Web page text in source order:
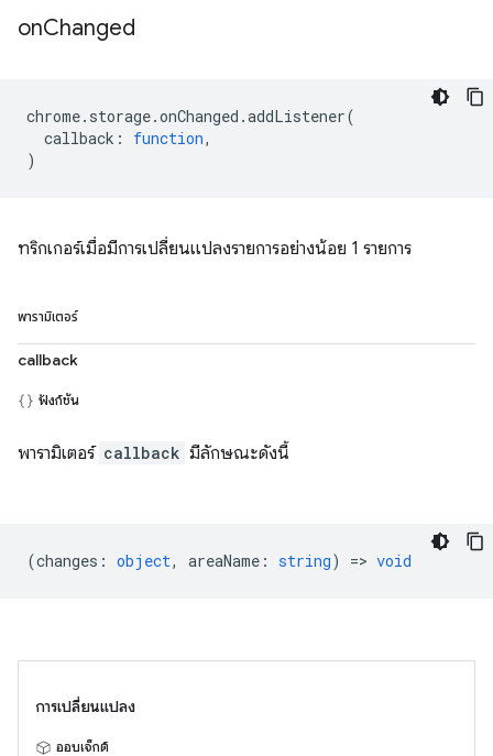
onChanged
chrome. storage.onChanged .addListener(
callback : function,
)
ทริกเกอร์เมื่อมีการเปลี่ยนแปลงรายการอย่างน้อย 1 รายการ
พารามิเตอร์
callback
ฟังก์ชัน
พารามิเตอร์ callback มีลักษณะดังนี้
(changes : object, areaName : string) => void
การเปลี่ยนแปลง
ออบเจ็กต์